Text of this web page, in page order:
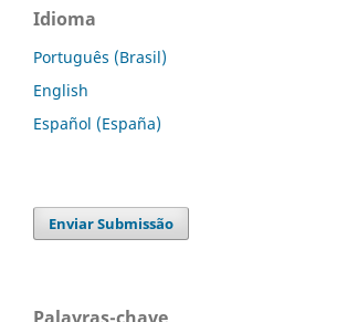
Idioma
Português (Brasil)
English
Español (España)
Enviar Submissão